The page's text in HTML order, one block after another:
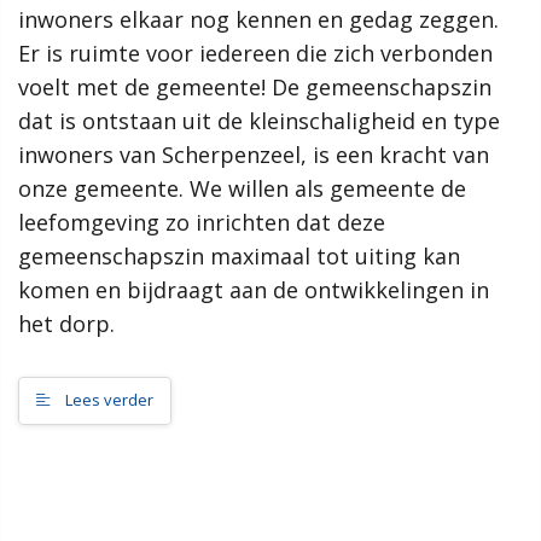
samenleving, dan werkt de gemeente Scherpenzeel graag mee
aan jouw initiatief!”
Meer informatie
Wat is de omgevingsvisie?
Proces MeetUps
Relatie met andere omgevingsvisies
Hoe werkt de website?
Rol van de gemeente
Contact
Zoeken
inwoners elkaar nog kennen en gedag zeggen.
Er is ruimte voor iedereen die zich verbonden
voelt met de gemeente! De gemeenschapszin
dat is ontstaan uit de kleinschaligheid en type
inwoners van Scherpenzeel, is een kracht van
onze gemeente. We willen als gemeente de
leefomgeving zo inrichten dat deze
gemeenschapszin maximaal tot uiting kan
komen en bijdraagt aan de ontwikkelingen in
het dorp.
Lees verder